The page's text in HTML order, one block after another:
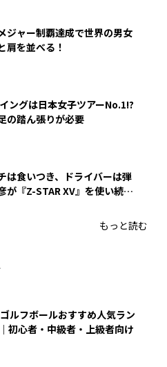
ジャー制覇達成で世界の男女
肩を並べる！
ングは日本女子ツアーNo.1!?
の踏ん張りが必要
は食いつき、ドライバーは弾
が『Z-STAR XV』を使い続け
もっと読む
ルフボールおすすめ人気ラン
初心者・中級者・上級者向け